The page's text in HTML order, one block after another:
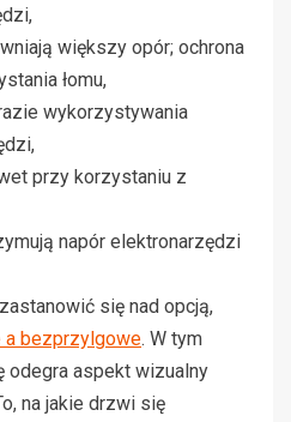
większy opór; ochrona
łomu,
wykorzystywania
przy korzystaniu z
napór elektronarzędzi
się nad opcją,
bezprzylgowe. W tym
odegra aspekt wizualny
na jakie drzwi się